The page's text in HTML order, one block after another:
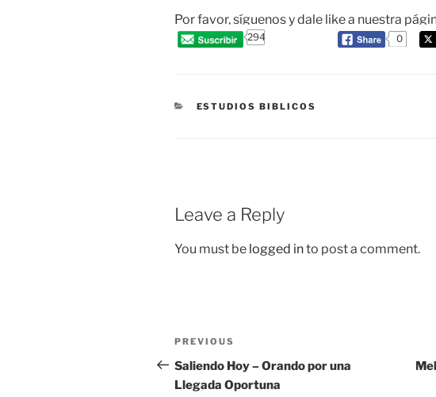
Por favor, síguenos y dale like a nuestra
294 0
CATEGORIES
ESTUDIOS BIBLICOS
Leave a Reply
You must be logged into post a comment.
Post
navigation
Previous
Post
PREVIOUS
Saliendo Hoy – Orando por una
Llegada Oportuna